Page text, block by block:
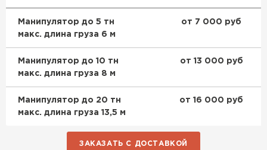
Манипулятор до 5 тн
макс. длина груза 6 м
от 7 000 руб
Манипулятор до 10 тн
макс. длина груза 8 м
от 13 000 руб
Манипулятор до 20 тн
макс. длина груза 13,5 м
от 16 000 руб
ЗАКАЗАТЬ С ДОСТАВКОЙ